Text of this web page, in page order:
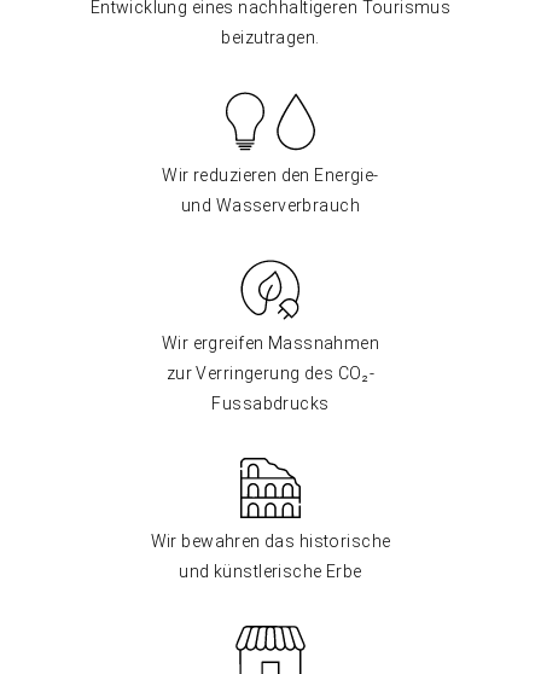
Entwicklung eines nachhaltigeren Tourismus
beizutragen.
Wir reduzieren den Energie-
und Wasserverbrauch
Wir ergreifen Massnahmen
zur Verringerung des CO₂-
Fussabdrucks
Wir bewahren das historische
und künstlerische Erbe